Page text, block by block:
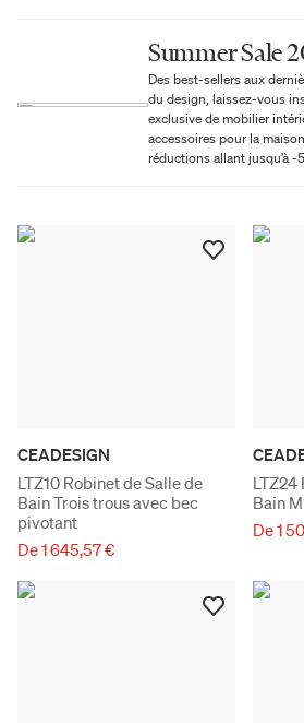
Summer Sale
Des best-sellers aux
du design, laissez-vous
exclusive de mobilier
accessoires pour la
réductions allant jusqu’à -
CEADESIGN
LTZ10 Robinet de Salle de
Bain Trois trous avec bec
pivotant
De 1 645,57 €
LTZ24
Bain
De 1